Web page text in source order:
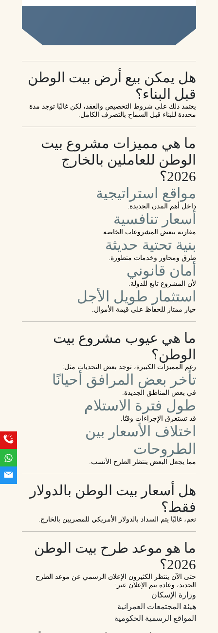
هل يمكن بيع أرض بيت الوطن
قبل البناء؟
يعتمد ذلك على شروط التخصيص والعقد، لكن غالبًا توجد مدة
محددة للبناء قبل السماح بالتصرف الكامل.
ما هي مميزات مشروع بيت
الوطن للعاملين بالخارج
2026؟
مواقع استراتيجية
داخل أهم المدن الجديدة.
أسعار تنافسية
مقارنة ببعض المشروعات الخاصة.
بنية تحتية حديثة
طرق ومحاور وخدمات متطورة.
أمان قانوني
لأن المشروع تابع للدولة.
استثمار طويل الأجل
خيار ممتاز للحفاظ على قيمة الأموال.
ما هي عيوب مشروع بيت
الوطن؟
رغم المميزات الكبيرة، توجد بعض التحديات مثل:
تأخر بعض المرافق أحيانًا
في بعض المناطق الجديدة.
طول فترة الاستلام
قد تستغرق الإجراءات وقتًا.
اختلاف الأسعار بين
الطروحات
مما يجعل البعض ينتظر الطرح الأنسب.
هل أسعار بيت الوطن بالدولار
فقط؟
نعم، غالبًا يتم السداد بالدولار الأمريكي للمصريين بالخارج.
ما هو موعد طرح بيت الوطن
2026؟
حتى الآن ينتظر الكثيرون الإعلان الرسمي عن موعد الطرح
الجديد، وعادة يتم الإعلان عبر:
وزارة الإسكان
هيئة المجتمعات العمرانية
المواقع الرسمية الحكومية